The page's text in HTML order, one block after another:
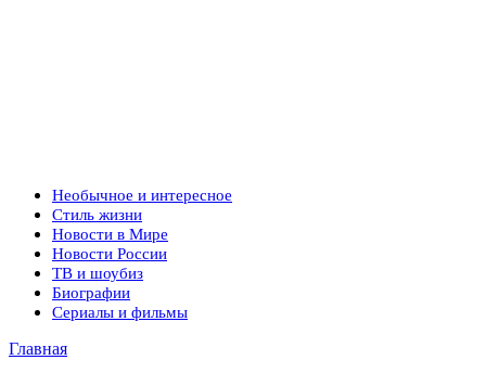
Необычное и интересное
Стиль жизни
Новости в Мире
Новости России
ТВ и шоубиз
Биографии
Сериалы и фильмы
Главная